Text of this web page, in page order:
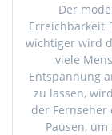
Der
wichtiger wird
viele
Entspannung
zu lassen,
der
Pausen,